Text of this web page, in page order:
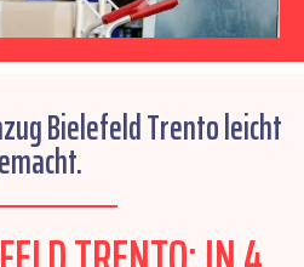
Bielefeld Trento leicht